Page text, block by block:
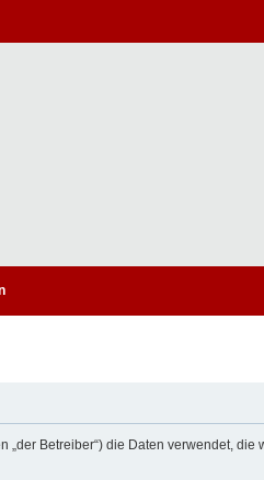
„der Betreiber“) die Daten verwendet,